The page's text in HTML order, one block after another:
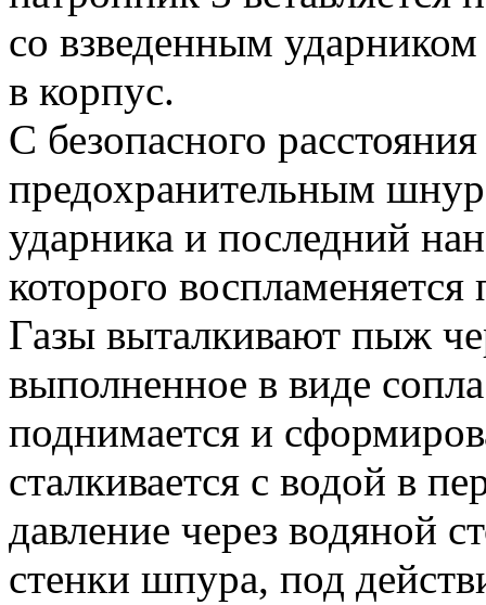
со взведенным
в корпус.
С безопасного
предохранительным
ударника и последний
которого
Газы выталкивают пыж
выполненное в виде
поднимается и
сталкивается с водой в
давление через водяной
стенки шпура, под